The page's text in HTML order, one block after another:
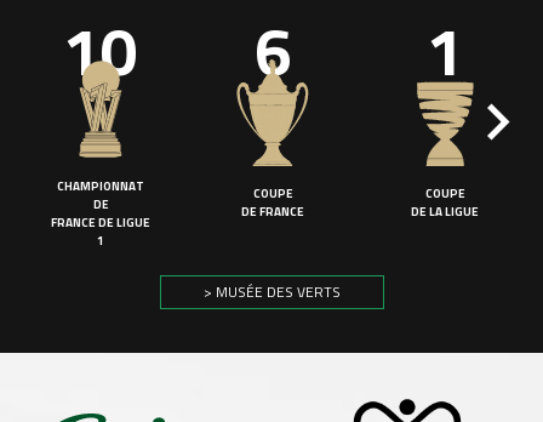
10
CHAMPIONNAT
DE
FRANCE DE LIGUE
1
6
COUPE
DE FRANCE
1
COUPE
DE LA LIGUE
> MUSÉE DES VERTS